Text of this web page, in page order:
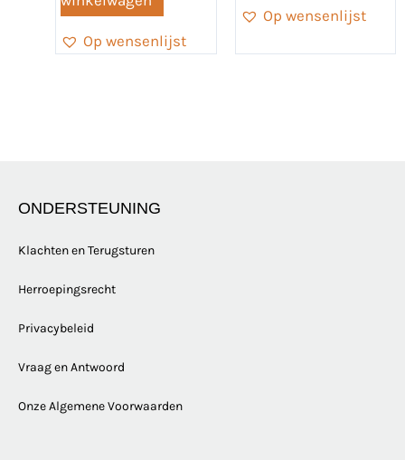
Op wensenlijst
Op wensenlijst
ONDERSTEUNING
Klachten en Terugsturen
Herroepingsrecht
Privacybeleid
Vraag en Antwoord
Onze Algemene Voorwaarden